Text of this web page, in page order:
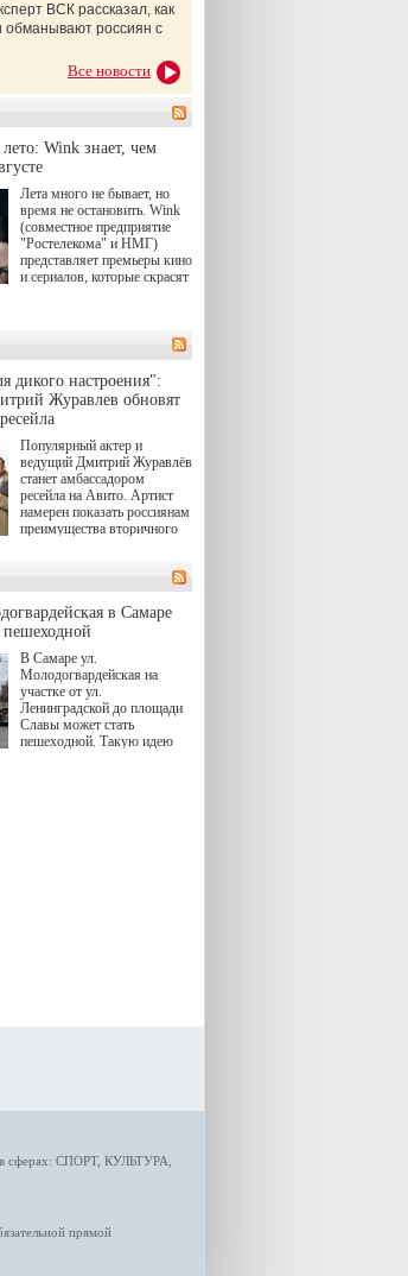
ВСК рассказал, как
обманывают россиян с
Все новости
Wink знает, чем
Лета много не бывает, но
время не остановить. Wink
(совместное предприятие
"Ростелекома" и НМГ)
представляет премьеры кино
и сериалов, которые скрасят
href="https://wink.ru/series/kholod-
year-2026"
target="_blank">"Холод"
</a> (18+) останется только
на экране — весь август по
четвергам продолжат
выходить новые эпизоды
сериала, в котором
беспощадным возмездием в
духе графа Монте-Кристо
занимается наша
современница.
дикого настроения":
Журавлев обновят
Популярный актер и
ведущий Дмитрий Журавлёв
станет амбассадором
ресейла на Авито. Артист
намерен показать россиянам
преимущества вторичного
для современного и умного
человека.
в Самаре
пешеходной
В Самаре ул.
Молодогвардейская на
участке от ул.
Ленинградской до площади
Славы может стать
пешеходной. Такую идею
в сферах: СПОРТ, КУЛЬТУРА,
прямой